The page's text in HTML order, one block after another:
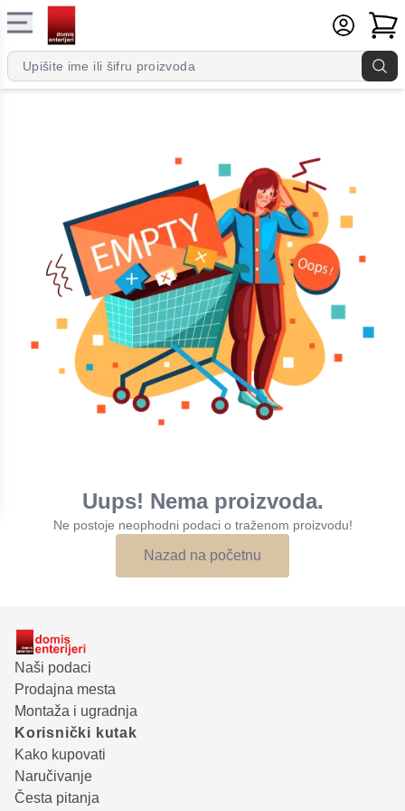
Uups! Nema proizvoda.
Ne postoje neophodni podaci o traženom proizvodu!
Nazad na početnu
Naši podaci
Prodajna mesta
Montaža i ugradnja
Korisnički kutak
Kako kupovati
Naručivanje
Česta pitanja